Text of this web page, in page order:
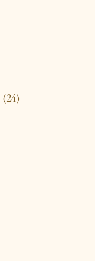
(24)